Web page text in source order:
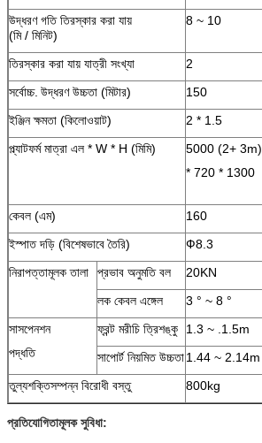
উদ্ধরণ গতি তিরস্কার করা যায়
(মি / মিনিট)
8 ~ 10
তিরস্কার করা যায় যাত্রী সংখ্যা 2
সর্বোচ্চ. উদ্ধরণ উচ্চতা (মিটার) 150
ইঞ্জিন ক্ষমতা (কিলোওয়াট)
2 * 1.5
প্ল্যাটফর্ম মাত্রা এল * W * H (মিমি)
5000 (2+ 3m)
* 720 * 1300
কেবল (এম) 160
ইস্পাত দড়ি (বিশেষভাবে তৈরি)
Ф8.3
নিরাপত্তামূলক তালা
প্রভাব অনুমতি বল 20KN
লক কেবল এঙ্গেল
3 ° ~ 8 °
সাসপেনশন
পদ্ধতি
ফ্রন্ট মরীচি ত্রিশঙ্কু 1.3 ~ .1.5m
সাপোর্ট নিয়মিত উচ্চতা1.44 ~ 2.14m
তুল্যশক্তিসম্পন্ন বিরোধী বস্তু
800kg
প্রতিযোগিতামূলক সুবিধা: